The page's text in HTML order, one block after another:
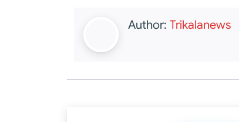
Author: Trikalanews